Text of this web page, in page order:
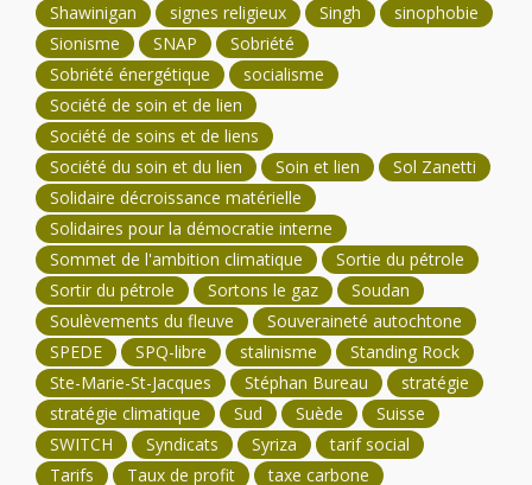
Shawinigan
signes religieux Singh
sinophobie
Sionisme
SNAP
Sobriété
Sobriété énergétique
socialisme
Société de soin et de lien
Société de soins et de liens
Société du soin et du lien
Soin et lien
Sol Zanetti
Solidaire décroissance matérielle
Solidaires pour la démocratie interne
Sommet de l'ambition climatique
Sortie du pétrole
Sortir du pétrole
Sortons le gaz
Soudan
Soulèvements du fleuve
Souveraineté autochtone
SPEDE
SPQ-libre stalinisme
Standing Rock
Ste-Marie-St-Jacques
Stéphan Bureau
stratégie
stratégie climatique
Sud Suède
Suisse
SWITCH
Syndicats Syriza
tarif social
Tarifs
Taux de profit taxe carbone